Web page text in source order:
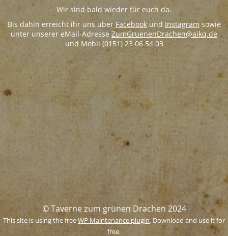
Wir sind bald wieder für euch da.
Bis dahin erreicht ihr uns über Facebookund Instagram sowie
unter unserer eMail-AdresseZumGruenenDrachen@aikq.de
und Mobil (0151) 23 06 54 03
© Taverne zum grünen Drachen 2024
This site is using the freeWP Maintenance plugin. Download and use it for
free.